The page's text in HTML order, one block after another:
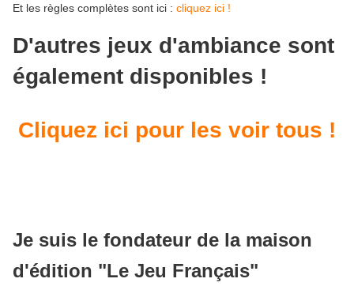
Et les règles complètes sont ici : cliquez ici !
D'autres jeux d'ambiance sont
également disponibles !
Cliquez ici pour les voir tous !
Je suis le fondateur de la maison
d'édition "Le Jeu Français"